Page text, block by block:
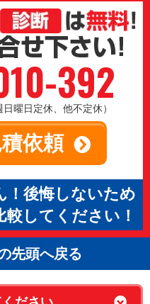
392
曜日定休、他不定休）
依頼
！後悔しないため
してください！
先頭へ戻る